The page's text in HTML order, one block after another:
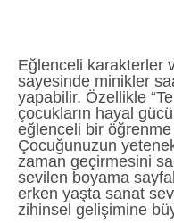
Eğlenceli karakterler
sayesinde minikler
yapabilir. Özellikle
çocukların hayal
eğlenceli bir
Çocuğunuzun
zaman geçirmesini
sevilen boyama
erken yaşta sanat
zihinsel gelişimine